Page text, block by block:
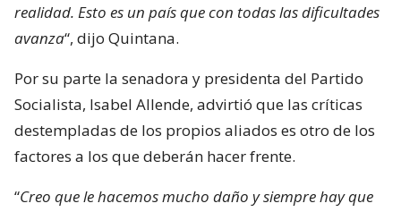
realidad. Esto es un país que con todas las dificultades
avanza“, dijo Quintana.
Por su parte la senadora y presidenta del Partido
Socialista, Isabel Allende, advirtió que las críticas
destempladas de los propios aliados es otro de los
factores a los que deberán hacer frente.
“Creo que le hacemos mucho daño y siempre hay que